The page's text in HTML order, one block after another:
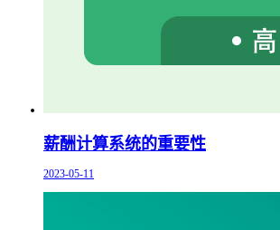
薪酬计算系统的重要性
2023-05-11